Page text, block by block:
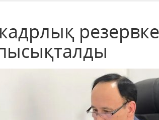
резервке